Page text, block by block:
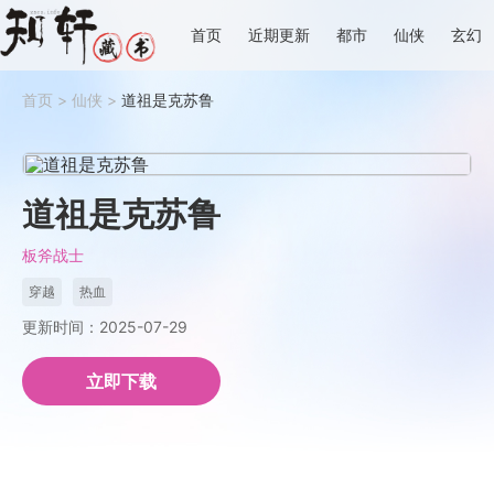
首页 近期更新 都市 仙侠 玄幻
首页 > 仙侠 > 道祖是克苏鲁
道祖是克苏鲁
板斧战士
穿越 热血
更新时间：2025-07-29
立即下载